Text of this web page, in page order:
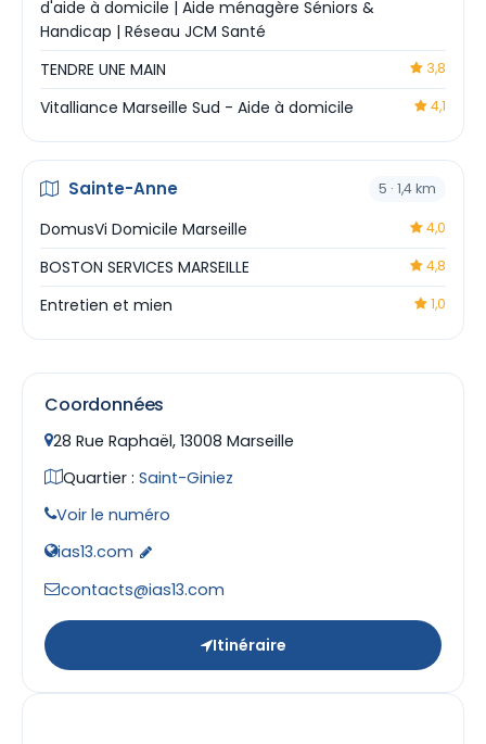
d'aide à domicile | Aide ménagère Séniors &
Handicap | Réseau JCM Santé
TENDRE UNE MAIN 3,8
Vitalliance Marseille Sud - Aide à domicile 4,1
Sainte-Anne 5 · 1,4 km
DomusVi Domicile Marseille 4,0
BOSTON SERVICES MARSEILLE 4,8
Entretien et mien 1,0
Coordonnées
28 Rue Raphaël, 13008 Marseille
Quartier : Saint-Giniez
Voir le numéro
ias13.com
contacts@ias13.com
Itinéraire